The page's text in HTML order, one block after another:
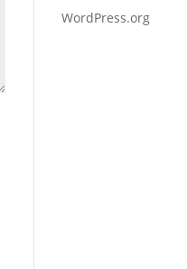
WordPress.org